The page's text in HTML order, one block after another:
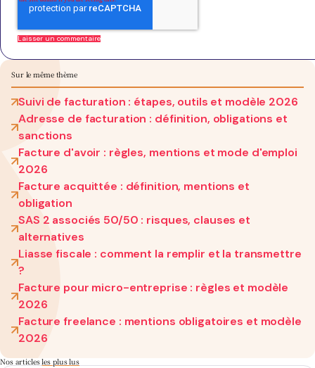
Sur le même thème
Suivi de facturation : étapes, outils et modèle 2026
Adresse de facturation : définition, obligations et
sanctions
Facture d'avoir : règles, mentions et mode d'emploi
2026
Facture acquittée : définition, mentions et
obligation
SAS 2 associés 50/50 : risques, clauses et
alternatives
Liasse fiscale : comment la remplir et la transmettre
?
Facture pour micro-entreprise : règles et modèle
2026
Facture freelance : mentions obligatoires et modèle
2026
Nos articlesles plus lus